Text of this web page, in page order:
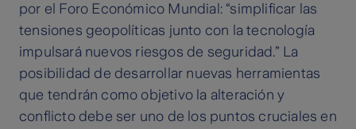
por el Foro Económico Mundial: “simplificar las
tensiones geopolíticas junto con la tecnología
impulsará nuevos riesgos de seguridad.” La
posibilidad de desarrollar nuevas herramientas
que tendrán como objetivo la alteración y
conflicto debe ser uno de los puntos cruciales en